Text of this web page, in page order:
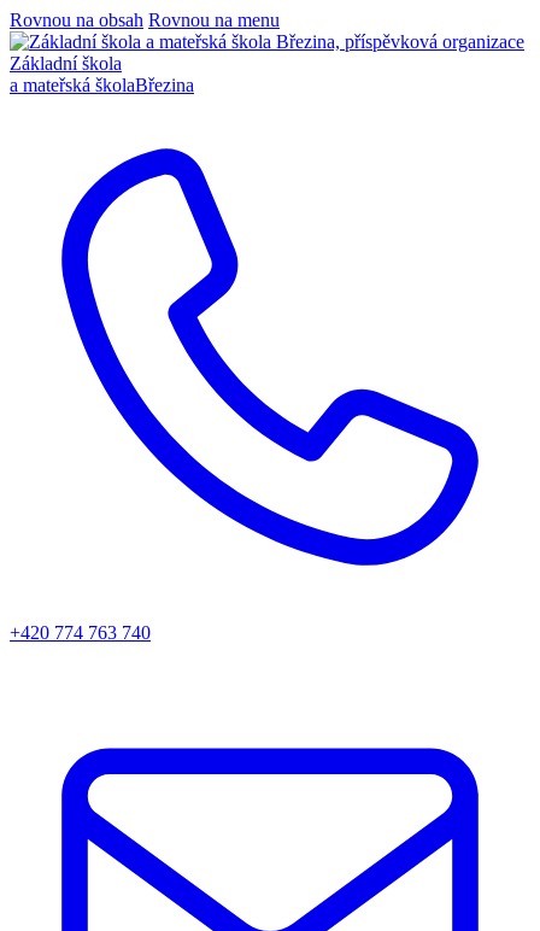
Rovnou na obsah Rovnou na menu
Základní škola
a mateřská školaBřezina
+420 774 763 740